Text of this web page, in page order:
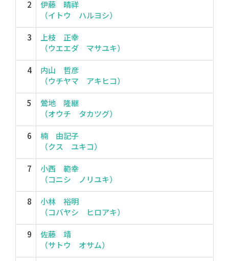
2
伊藤 晴祥
（イトウ ハルヨシ）
3
上枝 正幸
（ウエエダ マサユキ）
4
内山 哲彦
（ウチヤマ アキヒコ）
5
鶯地 隆継
（オウチ タカツグ）
6
楠 由記子
（クス ユキコ）
7
小西 範幸
（コニシ ノリユキ）
8
小林 裕明
（コバヤシ ヒロアキ）
9
佐藤 靖
（サトウ オサム）